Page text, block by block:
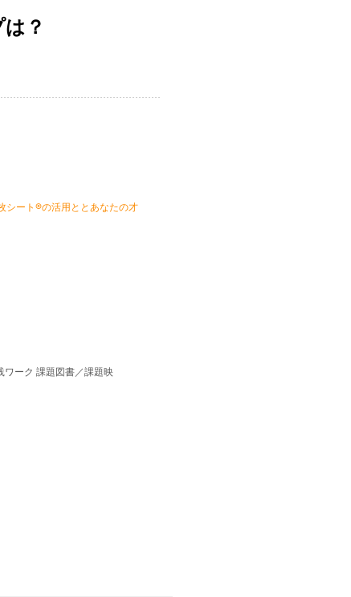
？
シート®︎の活用ととあなたの才
ワーク 課題図書／課題映